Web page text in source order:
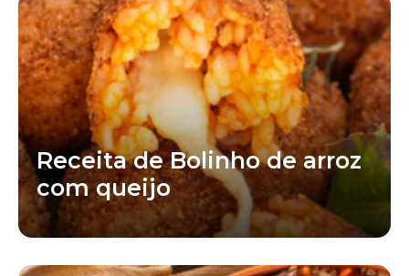
Receita de Bolinho de arroz
com queijo